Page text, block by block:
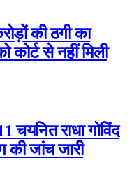
की ठगी का
से नहीं मिली
चयनित राधा गोविंद
की जांच जारी